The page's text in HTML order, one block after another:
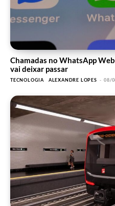
Chamadas no WhatsApp
vai deixar passar
TECNOLOGIA ALEXANDRE LOPES - 08/